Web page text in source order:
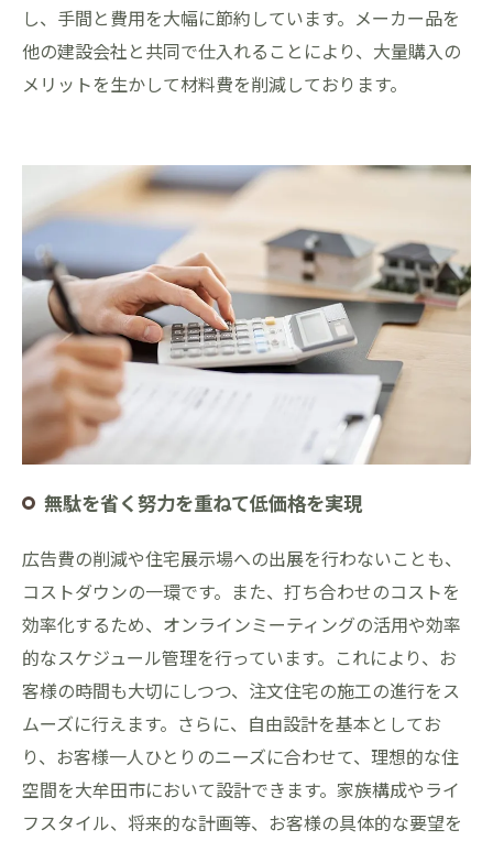
し、手間と費用を大幅に節約しています。メーカー品を
他の建設会社と共同で仕入れることにより、大量購入の
メリットを生かして材料費を削減しております。
無駄を省く努力を重ねて低価格を実現
広告費の削減や住宅展示場への出展を行わないことも、
コストダウンの一環です。また、打ち合わせのコストを
効率化するため、オンラインミーティングの活用や効率
的なスケジュール管理を行っています。これにより、お
客様の時間も大切にしつつ、注文住宅の施工の進行をス
ムーズに行えます。さらに、自由設計を基本としてお
り、お客様一人ひとりのニーズに合わせて、理想的な住
空間を大牟田市において設計できます。家族構成やライ
フスタイル、将来的な計画等、お客様の具体的な要望を